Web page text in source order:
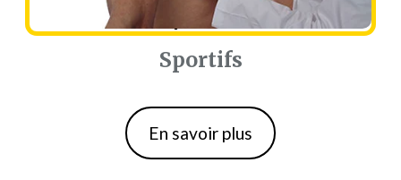
Sportifs
Sportifs
En savoir plus